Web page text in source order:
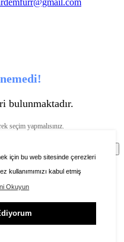
için bu web sitesinde çerezleri
kullanımımızı kabul etmiş
Okuyun
bulunmaktadır.
seçim yapmalısınız.
için üye girişi